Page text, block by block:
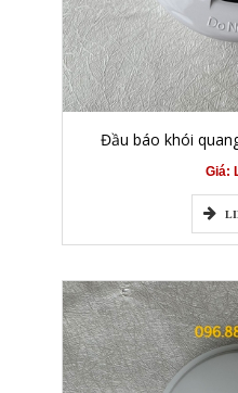
Đầu báo khói
Giá: